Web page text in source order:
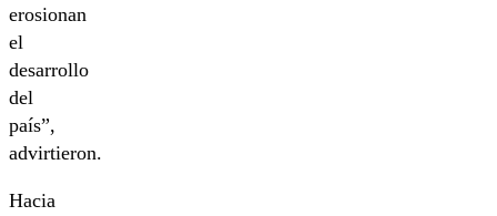
erosionan
el
desarrollo
del
país”,
advirtieron.
Hacia